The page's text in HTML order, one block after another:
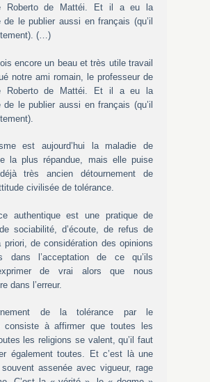
Roberto de Mattéi. Et il a eu la
de le publier aussi en français (qu’il
(…)
encore un beau et très utile travail
notre ami romain, le professeur de
Roberto de Mattéi. Et il a eu la
de le publier aussi en français (qu’il
est aujourd’hui la maladie de
la plus répandue, mais elle puise
très ancien détournement de
civilisée de tolérance.
authentique est une pratique de
sociabilité, d’écoute, de refus de
priori, de considération des opinions
dans l’acceptation de ce qu’ils
de vrai alors que nous
dans l’erreur.
de la tolérance par le
consiste à affirmer que toutes les
les religions se valent, qu’il faut
également toutes. Et c’est là une
assenée avec vigueur, rage